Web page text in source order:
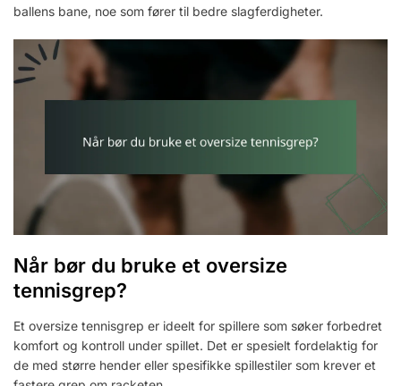
ballens bane, noe som fører til bedre slagferdigheter.
Når bør du bruke et oversize
tennisgrep?
Et oversize tennisgrep er ideelt for spillere som søker forbedret
komfort og kontroll under spillet. Det er spesielt fordelaktig for
de med større hender eller spesifikke spillestiler som krever et